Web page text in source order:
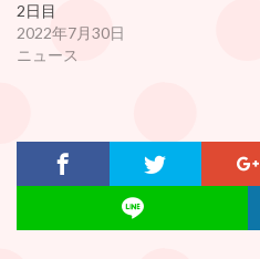
2日目
2022年7月30日
ニュース